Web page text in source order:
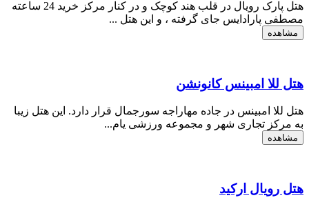
هتل پارک رویال در قلب هند کوچک و در کنار مرکز ​​خرید 24 ساعته
مصطفی پارادایس جای گرفته ، و این هتل ...
مشاهده
هتل للا امبینس کانونشن
هتل للا امبینس در جاده مهاراجه سورجمال قرار دارد. این هتل زیبا
به مرکز تجاری شهر و مجموعه ورزشی یام...
مشاهده
هتل رویال ارکید